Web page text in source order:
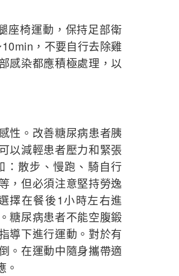
座椅運動，保持足部衛
，不要自行去除雞
感染都應積極處理，以
性。改善糖尿病患者胰
以減輕患者壓力和緊張
：散步、慢跑、騎自行
，但必須注意堅持勞逸
擇在餐後1小時左右進
糖尿病患者不能空腹鍛
導下進行運動。對於有
。在運動中隨身攜帶適
。